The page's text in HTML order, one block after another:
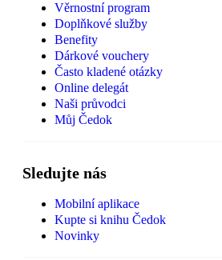
Věrnostní program
Doplňkové služby
Benefity
Dárkové vouchery
Často kladené otázky
Online delegát
Naši průvodci
Můj Čedok
Sledujte nás
Mobilní aplikace
Kupte si knihu Čedok
Novinky